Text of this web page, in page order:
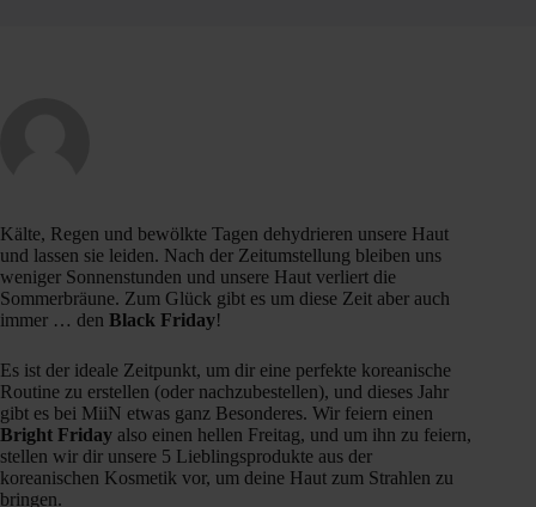
Kälte, Regen und bewölkte Tagen dehydrieren unsere Haut
und lassen sie leiden. Nach der Zeitumstellung bleiben uns
weniger Sonnenstunden und unsere Haut verliert die
Sommerbräune. Zum Glück gibt es um diese Zeit aber auch
immer … den Black Friday!
Es ist der ideale Zeitpunkt, um dir eine perfekte koreanische
Routine zu erstellen (oder nachzubestellen), und dieses Jahr
gibt es bei MiiN etwas ganz Besonderes. Wir feiern einen
Bright Friday also einen hellen Freitag, und um ihn zu feiern,
stellen wir dir unsere 5 Lieblingsprodukte aus der
koreanischen Kosmetik vor, um deine Haut zum Strahlen zu
bringen.